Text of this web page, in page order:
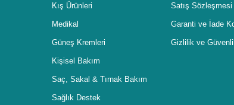
Kış Ürünleri
Medikal
Güneş Kremleri
Kişisel Bakım
Saç, Sakal & Tırnak Bakım
Sağlık Destek
Satış Sözleşmesi
Garanti ve İade
Gizlilik ve